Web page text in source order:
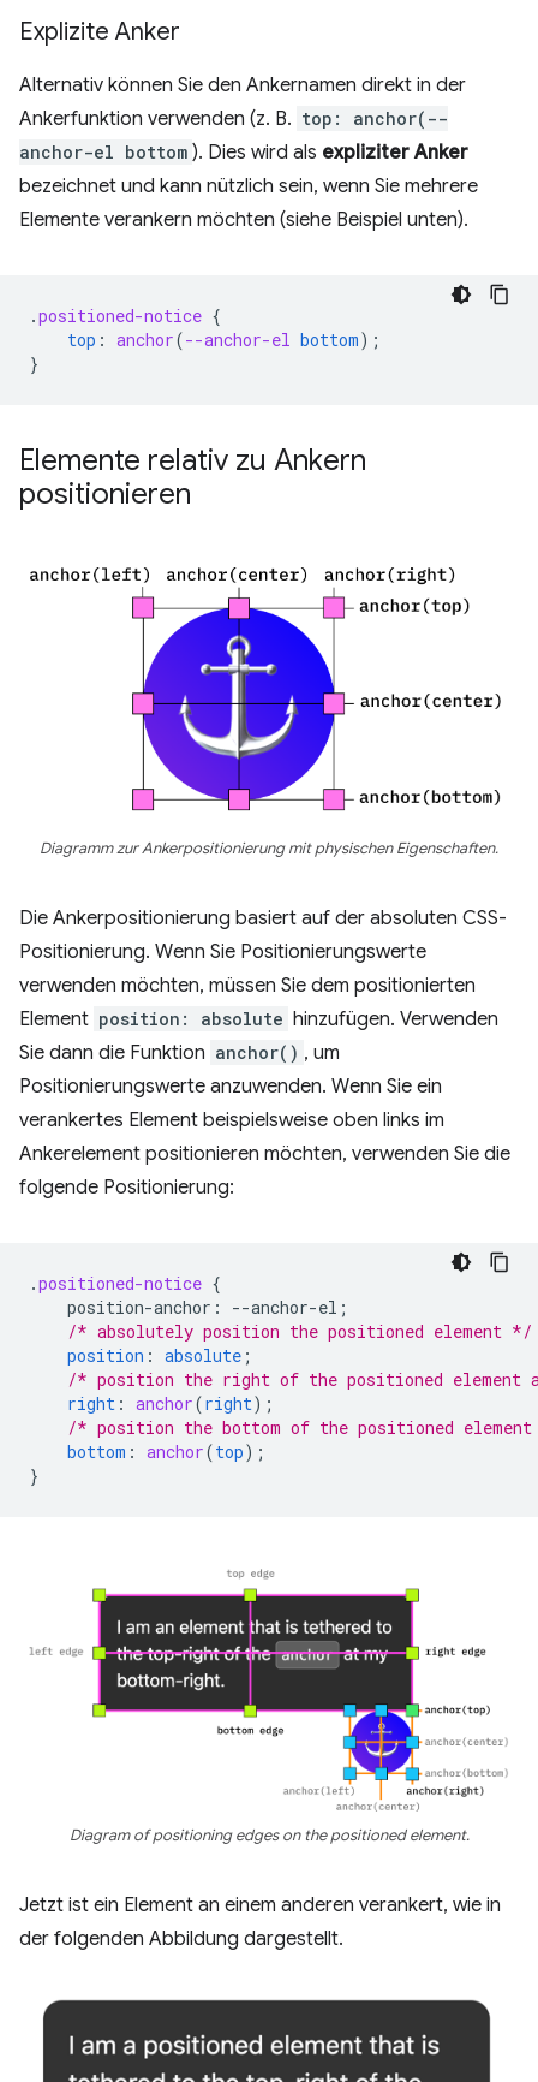
Explizite Anker
Alternativ können Sie den Ankernamen direkt in der
Ankerfunktion verwenden (z. B. top: anchor(--
anchor-el bottom ). Dies wird als expliziter Anker
bezeichnet und kann nützlich sein, wenn Sie mehrere
Elemente verankern möchten (siehe Beispiel unten).
.positioned-notice {
top : anchor(--anchor-el bottom);
}
Elemente relativ zu Ankern
positionieren
Diagramm zur Ankerpositionierung mit physischen Eigenschaften.
Die Ankerpositionierung basiert auf der absoluten CSS-
Positionierung. Wenn Sie Positionierungswerte
verwenden möchten, müssen Sie dem positionierten
Element position: absolute hinzufügen. Verwenden
Sie dann die Funktion anchor() , um
Positionierungswerte anzuwenden. Wenn Sie ein
verankertes Element beispielsweise oben links im
Ankerelement positionieren möchten, verwenden Sie die
folgende Positionierung:
.positioned-notice {
position-anchor : --anchor-el ;
/* absolutely position the positioned element */
position : absolute ;
/* position the right of the positioned element
right : anchor(right);
/* position the bottom of the positioned
bottom : anchor(top);
}
Diagram of positioning edges on the positioned element.
Jetzt ist ein Element an einem anderen verankert, wie in
der folgenden Abbildung dargestellt.